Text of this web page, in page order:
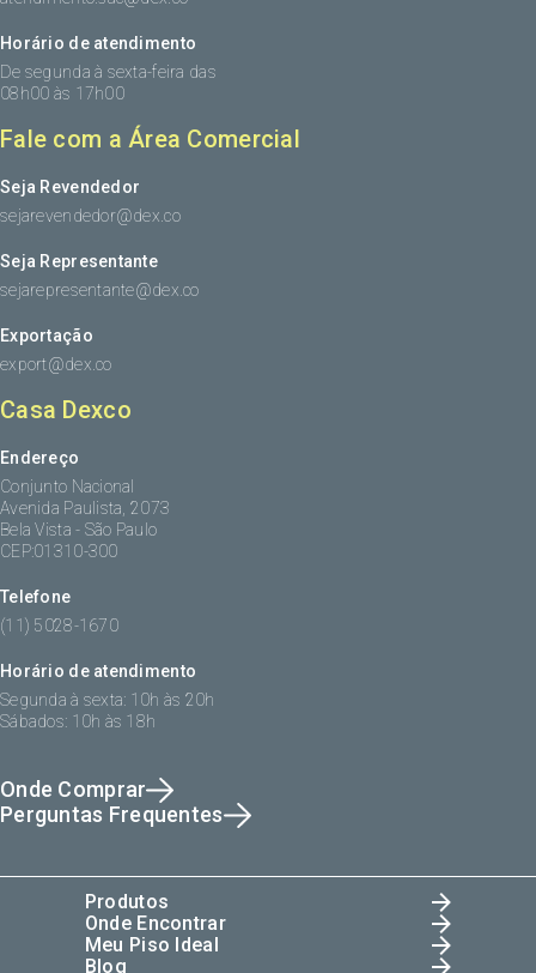
Horário de atendimento
De segunda à sexta-feira das
08h00 às 17h00
Fale com a Área Comercial
Seja Revendedor
sejarevendedor@dex.co
Seja Representante
sejarepresentante@dex.co
Exportação
export@dex.co
Casa Dexco
Endereço
Conjunto Nacional
Avenida Paulista, 2073
Bela Vista - São Paulo
CEP:01310-300
Telefone
(11) 5028-1670
Horário de atendimento
Segunda à sexta: 10h às 20h
Sábados: 10h às 18h
Onde Comprar
Perguntas Frequentes
Produtos
Onde Encontrar
Meu Piso Ideal
Blog